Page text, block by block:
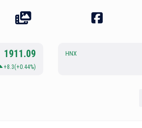
1911.09
+8.3(+0.44%)
HNX